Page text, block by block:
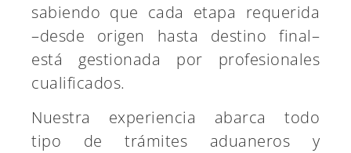
sabiendo que cada etapa requerida
–desde origen hasta destino final–
está gestionada por profesionales
cualificados.
Nuestra experiencia abarca todo
tipo de trámites aduaneros y